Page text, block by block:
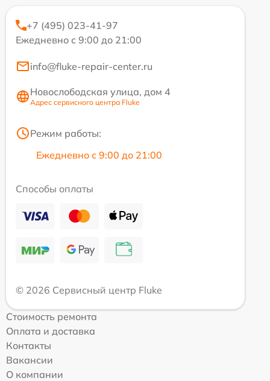
+7 (495) 023-41-97
Ежедневно с 9:00 до 21:00
info@fluke-repair-center.ru
Новослободская улица, дом 4
Адрес сервисного центра Fluke
Режим работы:
Ежедневно с 9:00 до 21:00
Способы оплаты
© 2026 Сервисный центр Fluke
Стоимость ремонта
Оплата и доставка
Контакты
Вакансии
О компании